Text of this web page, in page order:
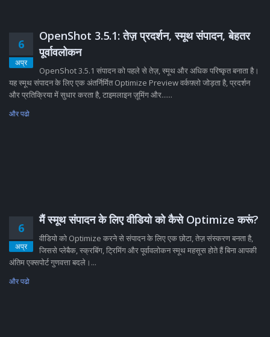
6
अप्र
OpenShot 3.5.1: तेज़ प्रदर्शन, स्मूथ संपादन, बेहतर
पूर्वावलोकन
OpenShot 3.5.1 संपादन को पहले से तेज़, स्मूथ और अधिक परिष्कृत बनाता है।
यह स्मूथ संपादन के लिए एक अंतर्निर्मित Optimize Preview वर्कफ़्लो जोड़ता है, प्रदर्शन
और प्रतिक्रिया में सुधार करता है, टाइमलाइन ज़ूमिंग और......
और पढो
6
अप्र
मैं स्मूथ संपादन के लिए वीडियो को कैसे Optimize करूं?
वीडियो को Optimize करने से संपादन के लिए एक छोटा, तेज़ संस्करण बनता है,
जिससे प्लेबैक, स्क्रबिंग, ट्रिमिंग और पूर्वावलोकन स्मूथ महसूस होते हैं बिना आपकी
अंतिम एक्सपोर्ट गुणवत्ता बदले।...
और पढो